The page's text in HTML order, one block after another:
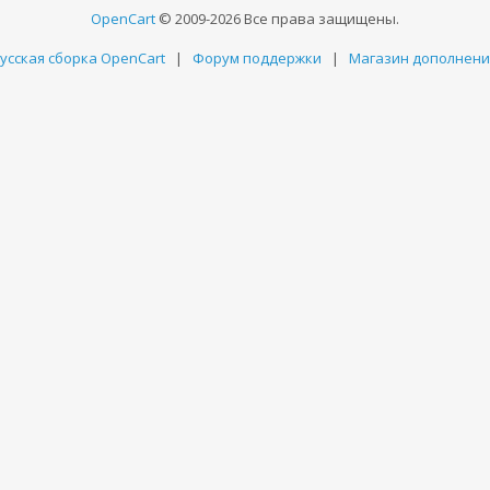
OpenCart © 2009-2026 Все права защищены.
сборка OpenCart | Форум поддержки | Магазин